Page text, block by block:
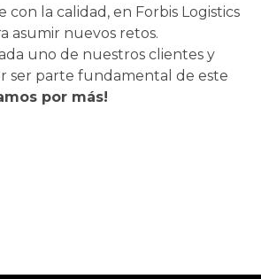
con la calidad, en Forbis Logistics
asumir nuevos retos.
uno de nuestros clientes y
ser parte fundamental de este
por más!